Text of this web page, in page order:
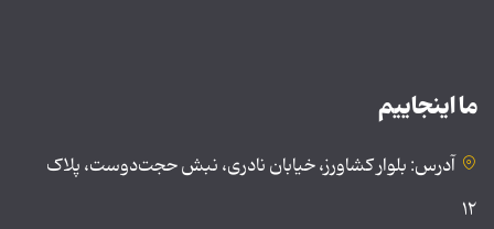
ما اینجاییم
آدرس: بلوار کشاورز، خیابان نادری، نبش حجت‌دوست، پلاک
۱۲